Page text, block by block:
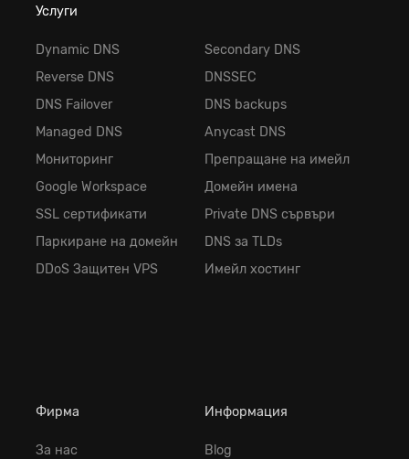
Услуги
Dynamic DNS
Reverse DNS
DNS Failover
Managed DNS
Мониторинг
Google Workspace
SSL сертификати
Паркиране на домейн
DDoS Защитен VPS
Secondary DNS
DNSSEC
DNS backups
Anycast DNS
Препращане на имейл
Домейн имена
Private DNS сървъри
DNS за TLDs
Имейл хостинг
Фирма
За нас
Информация
Blog